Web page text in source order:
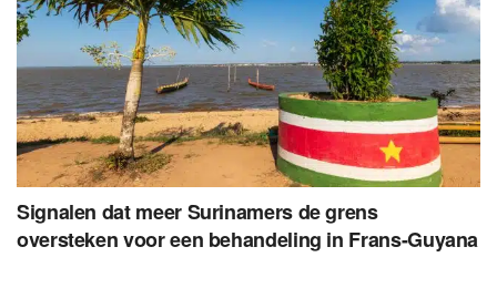
Signalen dat meer Surinamers de grens
oversteken voor een behandeling in Frans-Guyana